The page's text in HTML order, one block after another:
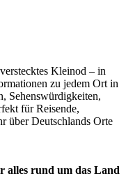
Kleinod – in
zu jedem Ort in
Sehenswürdigkeiten,
für Reisende,
über Deutschlands Orte
alles rund um das Land